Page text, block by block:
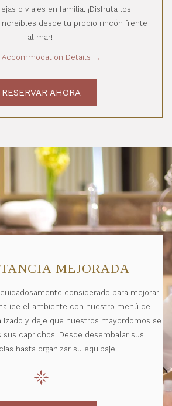
o viajes en familia. ¡Disfruta los
desde tu propio rincón frente
al mar!
Accommodation Details
RESERVAR AHORA
MEJORADA
considerado para mejorar
el ambiente con nuestro menú de
y deje que nuestros mayordomos se
caprichos. Desde desembalar sus
hasta organizar su equipaje.